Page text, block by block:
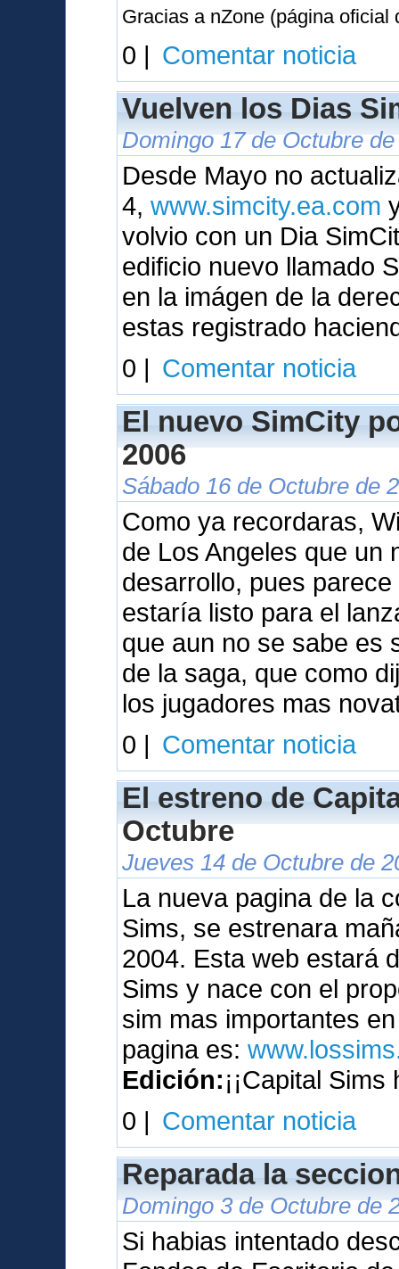
Gracias a nZone (página
0 | Comentar noticia
Vuelven los Dias
Domingo 17 de Octubre
Desde Mayo no
4,www.simcity.ea.com
volvio con un Dia
edificio nuevo llamado
en la imágen de la
estas registrado
0 | Comentar noticia
El nuevo SimCity
2006
Sábado 16 de Octubre de
Como ya recordaras,
de Los Angeles que un
desarrollo, pues
estaría listo para el
que aun no se sabe es
de la saga, que como
los jugadores mas
0 | Comentar noticia
El estreno de
Octubre
Jueves 14 de Octubre de
La nueva pagina de la
Sims, se estrenara
2004. Esta web estará
Sims y nace con el
sim mas importantes
pagina es:
Edición:¡¡Capital
0 | Comentar noticia
Reparada la
Domingo 3 de Octubre de
Si habias intentado